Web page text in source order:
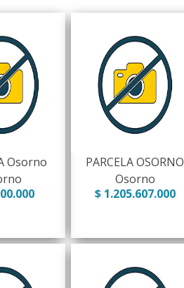
Osorno
PARCELA OSORNO
Osorno
$ 1.205.607.000